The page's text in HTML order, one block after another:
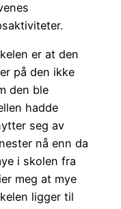
er at den
på den ikke
den ble
hadde
seg av
nå enn da
i skolen fra
meg at mye
ligger til